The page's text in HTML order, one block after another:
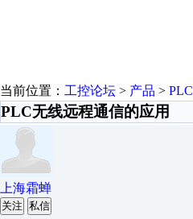
当前位置： 工控论坛 > 产品 > PLC
PLC无线远程通信的应用
上海霜蝉
关注 私信